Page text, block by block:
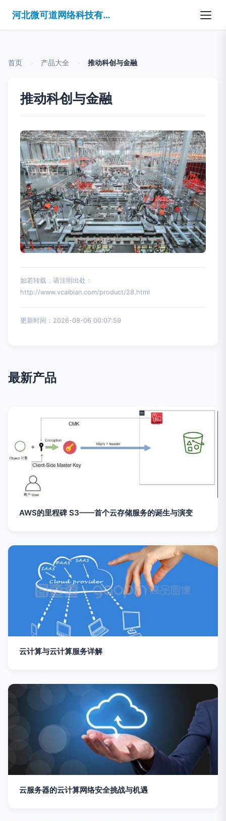
河北微可道网络科技有限公司
首页 产品大全 推动科创与金融
推动科创与金融
如若转载，请注明出处：
http://www.vcaibian.com/product/28.html
更新时间：2026-08-06 00:07:59
最新产品
AWS的里程碑 S3——首个云存储服务的诞生与演变
云计算与云计算服务详解
云服务器的云计算网络安全挑战与机遇